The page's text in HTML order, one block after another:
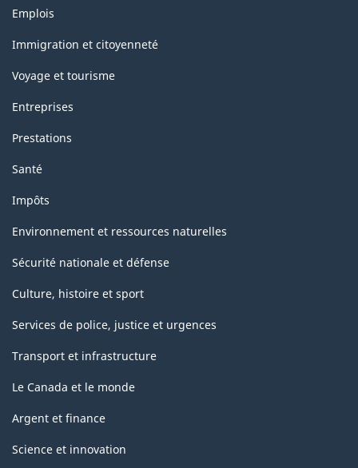
Thèmes
sujets
Emplois
Immigration et citoyenneté
Voyage et tourisme
Entreprises
Prestations
Santé
Impôts
Environnement et ressources naturelles
Sécurité nationale et défense
Culture, histoire et sport
Services de police, justice et urgences
Transport et infrastructure
Le Canada et le monde
Argent et finance
Science et innovation